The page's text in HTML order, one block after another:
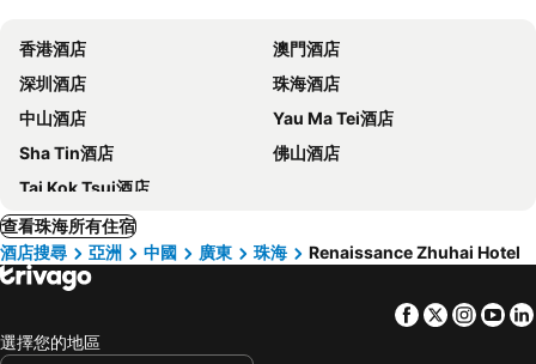
香港酒店
澳門酒店
深圳酒店
珠海酒店
中山酒店
Yau Ma Tei酒店
Sha Tin酒店
佛山酒店
Tai Kok Tsui酒店
查看珠海所有住宿
酒店搜尋
亞洲 中國 廣東 珠海 Renaissance Zhuhai Hotel
Facebook
Twitter
選擇您的地區